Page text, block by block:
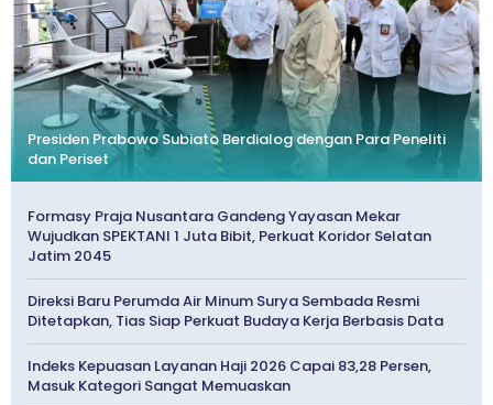
Presiden Prabowo Subiato Berdialog dengan Para Peneliti
dan Periset
Formasy Praja Nusantara Gandeng Yayasan Mekar
Wujudkan SPEKTANI 1 Juta Bibit, Perkuat Koridor Selatan
Jatim 2045
Direksi Baru Perumda Air Minum Surya Sembada Resmi
Ditetapkan, Tias Siap Perkuat Budaya Kerja Berbasis Data
Indeks Kepuasan Layanan Haji 2026 Capai 83,28 Persen,
Masuk Kategori Sangat Memuaskan